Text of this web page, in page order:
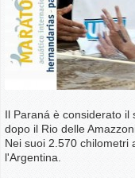
Il Paraná è considerato il
dopo il Rio delle
Nei suoi 2.570 chilometri
l'Argentina.